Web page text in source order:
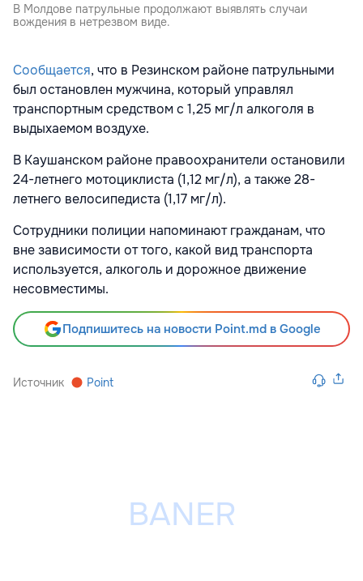
В Молдове патрульные продолжают выявлять случаи
вождения в нетрезвом виде.
Сообщается, что в Резинском районе патрульными
был остановлен мужчина, который управлял
транспортным средством с 1,25 мг/л алкоголя в
выдыхаемом воздухе.
В Каушанском районе правоохранители остановили
24-летнего мотоциклиста (1,12 мг/л), а также 28-
летнего велосипедиста (1,17 мг/л).
Сотрудники полиции напоминают гражданам, что
вне зависимости от того, какой вид транспорта
используется, алкоголь и дорожное движение
несовместимы.
Подпишитесь на новости Point.md в Google
Источник Point